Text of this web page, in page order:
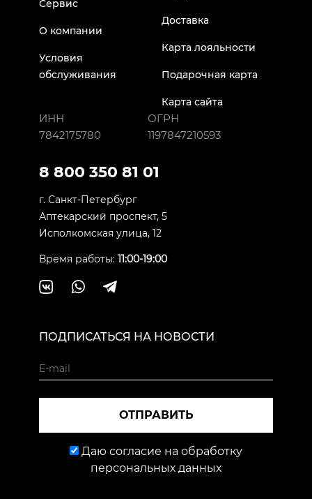
Сервис
О компании
Условия
обслуживания
Доставка
Карта лояльности
Подарочная карта
Карта сайта
ИНН
7842175780
ОГРН
1197847210593
8 800 350 81 01
г. Санкт-Петербург
Аптекарский проспект, 5
Исполкомская улица, 12
Время работы: 11:00-19:00
ПОДПИСАТЬСЯ НА НОВОСТИ
ОТПРАВИТЬ
Даю согласие на обработку
персональных данных